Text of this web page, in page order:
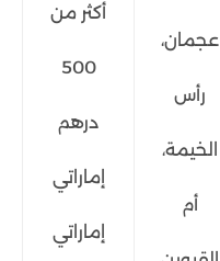
عجمان،
رأس
الخيمة،
أم
أكثر من
500
درهم
إماراتي
إماراتي